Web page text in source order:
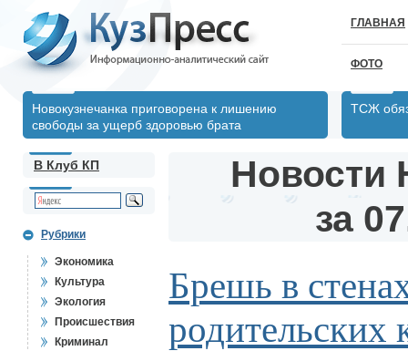
ГЛАВНАЯ
ФОТО
Новокузнечанка приговорена к лишению
свободы за ущерб здоровью брата
ТСЖ
В Клуб КП
Рубрики
Экономика
Культура
Экология
Происшествия
Криминал
Новости
за
Брешь в
родительских